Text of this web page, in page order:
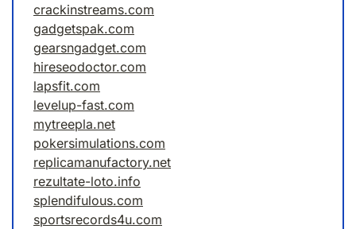
crackinstreams.com
gadgetspak.com
gearsngadget.com
hireseodoctor.com
lapsfit.com
levelup-fast.com
mytreepla.net
pokersimulations.com
replicamanufactory.net
rezultate-loto.info
splendifulous.com
sportsrecords4u.com